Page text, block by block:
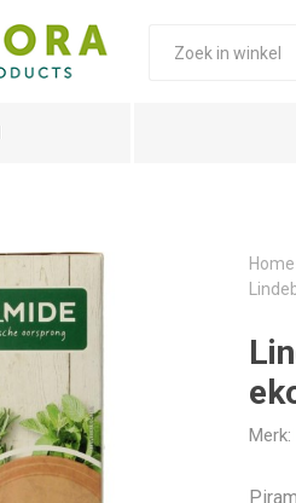
Home
Merk: